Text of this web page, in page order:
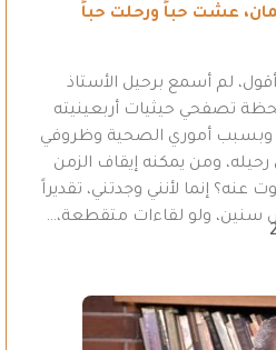
عشت حباً ورحلت حباً
لم أسمع برحيل الأستاذ
تصفحي حيثيات أربعينيته
قامشلو ” 31-7/ 2026 “، وبسبب أموري الصحية وظروفي
ومن يمكنه إيقاف الزمن
إنما لأنني وجدتني، تقديراً
ولو لقاءات متقطعة،…